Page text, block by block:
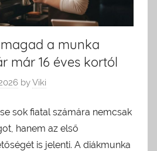
a munka
már 16 éves kortól
byViki
sok fiatal számára nemcsak
hanem az első
is jelenti. A diákmunka